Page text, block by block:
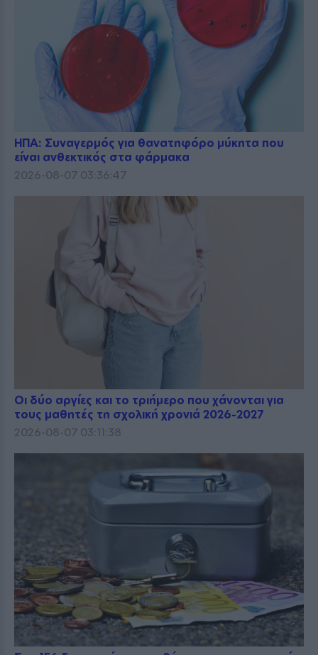
ΗΠΑ: Συναγερμός για θανατηφόρο μύκητα που
είναι ανθεκτικός στα φάρμακα
2026-08-07 03:36:47
Οι δύο αργίες και το τριήμερο που χάνονται για
τους μαθητές τη σχολική χρονιά 2026-2027
2026-08-07 03:11:38